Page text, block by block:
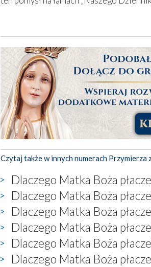
Czytaj także w innych numerach Przymierza
Dlaczego Matka Boża
Dlaczego Matka Boża
Dlaczego Matka Boża
Dlaczego Matka Boża
Dlaczego Matka Boża
Dlaczego Matka Boża płacze